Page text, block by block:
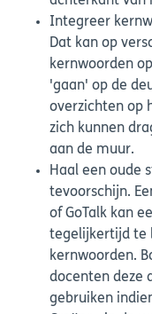
Integreer
Dat kan op
kernwoorden
'gaan' op de
overzichten op
zich kunnen
aan de muur.
Haal een oude
tevoorschijn.
of GoTalk kan
tegelijkertijd te
kernwoorden.
docenten deze
gebruiken